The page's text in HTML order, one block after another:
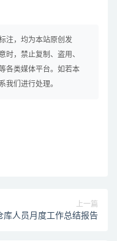
注，均为本站原创发
时，禁止复制、盗用、
各类媒体平台。如若本
我们进行处理。
上一篇
库人员月度工作总结报告